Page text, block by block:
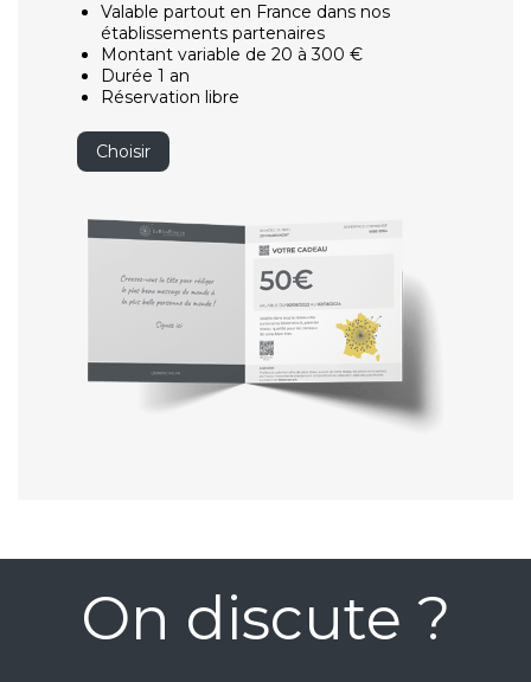
Valable partout en France dans nos
établissements partenaires
Montant variable de 20 à 300 €
Durée 1 an
Réservation libre
Choisir
On discute ?